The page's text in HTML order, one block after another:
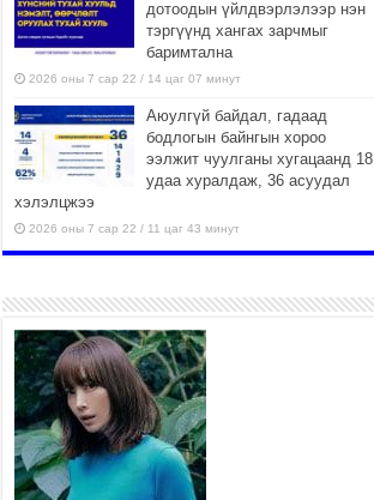
дотоодын үйлдвэрлэлээр нэн
тэргүүнд хангах зарчмыг
баримтална
2026 оны 7 сар 22 / 14 цаг 07 минут
Аюулгүй байдал, гадаад
бодлогын байнгын хороо
ээлжит чуулганы хугацаанд 18
удаа хуралдаж, 36 асуудал
хэлэлцжээ
2026 оны 7 сар 22 / 11 цаг 43 минут
боломжтой-Хүүхэд хөгжүүлэх
төв” байгуулах төсөлд төр,
хувийн хэвшлийн түншлэлийн хүрээнд хамтран
ажиллахыг урьж байна
2026 оны 7 сар 22 / 9 цаг 28 минут
Б.Пүрэвдагва: “Урт цагаан”-ыг залуучууд чөлөөт
цагаа өнгөрүүлдэг, жуулчид зорьж ирдэг цэг
болгоно